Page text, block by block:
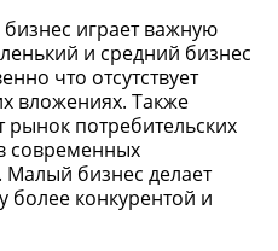
играет важную
и средний бизнес
что отсутствует
вложениях. Также
потребительских
современных
Малый бизнес делает
более конкурентой и